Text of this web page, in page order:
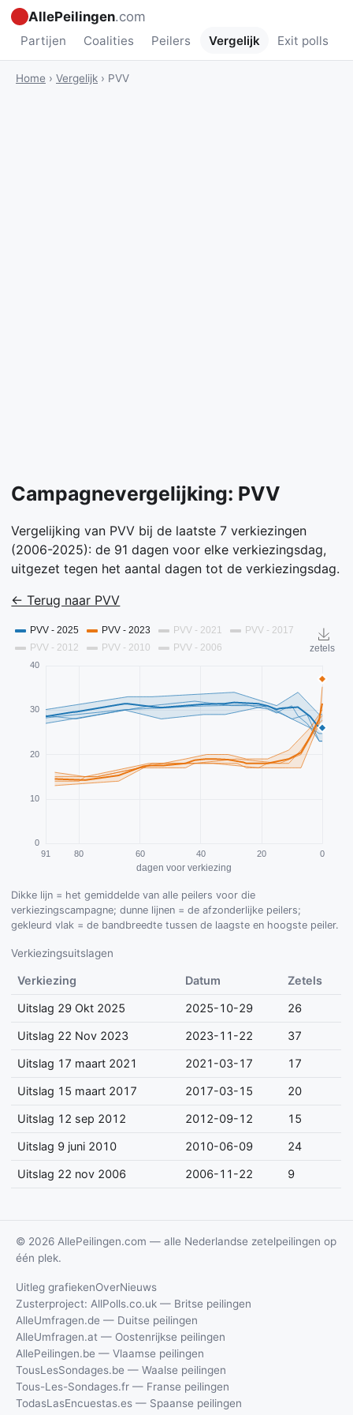
AllePeilingen.com
Partijen Coalities Peilers Vergelijk Exit polls
Home › Vergelijk › PVV
Campagnevergelijking: PVV
Vergelijking van PVV bij de laatste 7 verkiezingen
(2006-2025): de 91 dagen voor elke verkiezingsdag,
uitgezet tegen het aantal dagen tot de verkiezingsdag.
← Terug naar PVV
Dikke lijn = het gemiddelde van alle peilers voor die
verkiezingscampagne; dunne lijnen = de afzonderlijke peilers;
gekleurd vlak = de bandbreedte tussen de laagste en hoogste peiler.
Verkiezingsuitslagen
Verkiezing Datum Zetels
Uitslag 29 Okt 2025 2025-10-29 26
Uitslag 22 Nov 2023 2023-11-22 37
Uitslag 17 maart 2021 2021-03-17 17
Uitslag 15 maart 2017 2017-03-15 20
Uitslag 12 sep 2012 2012-09-12 15
Uitslag 9 juni 2010 2010-06-09 24
Uitslag 22 nov 2006 2006-11-22 9
© 2026 AllePeilingen.com — alle Nederlandse zetelpeilingen op
één plek.
Uitleg grafiekenOverNieuws
Zusterproject: AllPolls.co.uk — Britse peilingen
AlleUmfragen.de — Duitse peilingen
AlleUmfragen.at — Oostenrijkse peilingen
AllePeilingen.be — Vlaamse peilingen
TousLesSondages.be — Waalse peilingen
Tous-Les-Sondages.fr — Franse peilingen
TodasLasEncuestas.es — Spaanse peilingen